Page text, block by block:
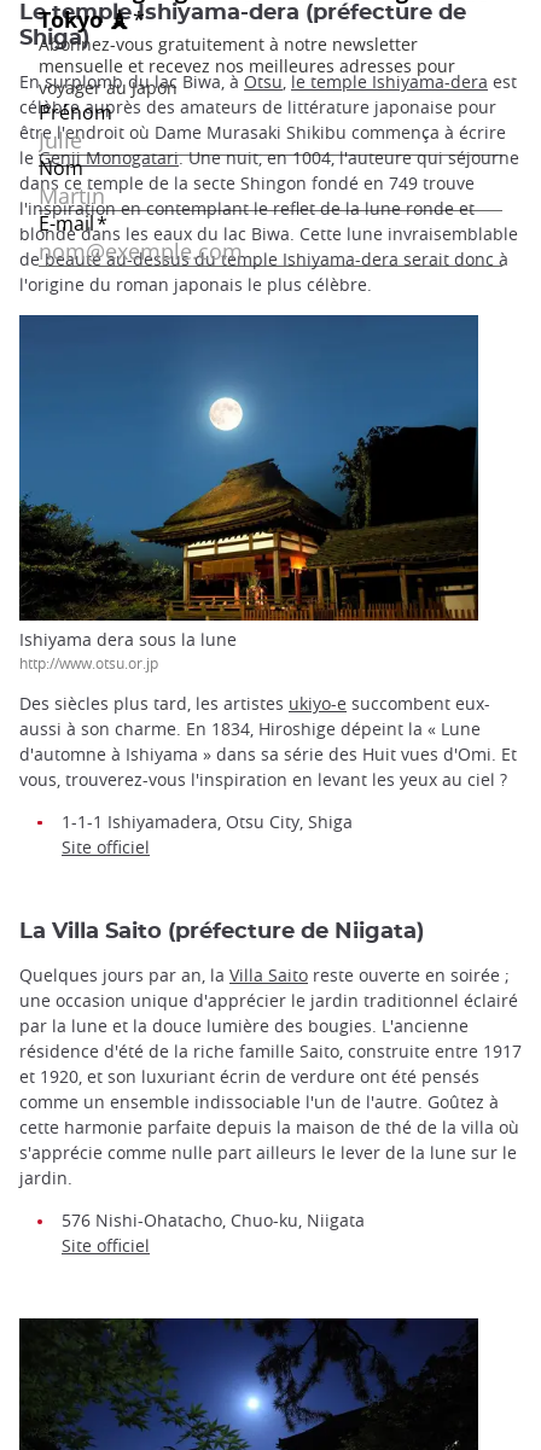
Le temple Ishiyama-dera (préfecture de
Shiga)
En surplomb du lac Biwa, à Otsu, le temple Ishiyama-dera est
célèbre auprès des amateurs de littérature japonaise pour
être l'endroit où Dame Murasaki Shikibu commença à écrire
le Genji Monogatari. Une nuit, en 1004, l'auteure qui séjourne
dans ce temple de la secte Shingon fondé en 749 trouve
l'inspiration en contemplant le reflet de la lune ronde et
blonde dans les eaux du lac Biwa. Cette lune invraisemblable
de beauté au-dessus du temple Ishiyama-dera serait donc à
l'origine du roman japonais le plus célèbre.
Ishiyama dera sous la lune
http://www.otsu.or.jp
Des siècles plus tard, les artistes ukiyo-e succombent eux-
aussi à son charme. En 1834, Hiroshige dépeint la « Lune
d'automne à Ishiyama » dans sa série des Huit vues d'Omi. Et
vous, trouverez-vous l'inspiration en levant les yeux au ciel ?
1-1-1 Ishiyamadera, Otsu City, Shiga
Site officiel
La Villa Saito (préfecture de Niigata)
Quelques jours par an, la Villa Saito reste ouverte en soirée ;
une occasion unique d'apprécier le jardin traditionnel éclairé
par la lune et la douce lumière des bougies. L'ancienne
résidence d'été de la riche famille Saito, construite entre 1917
et 1920, et son luxuriant écrin de verdure ont été pensés
comme un ensemble indissociable l'un de l'autre. Goûtez à
cette harmonie parfaite depuis la maison de thé de la villa où
s'apprécie comme nulle part ailleurs le lever de la lune sur le
jardin.
576 Nishi-Ohatacho, Chuo-ku, Niigata
Site officiel